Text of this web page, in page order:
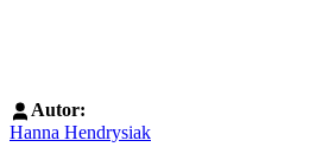
Autor:
Hanna Hendrysiak